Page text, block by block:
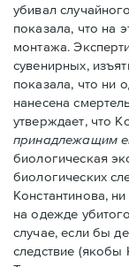
убивал
показала, что на
монтажа.
сувенирных,
показала, что ни
нанесена
утверждает, что
принадлежащим
биологическая
биологических
Константинова,
на одежде
случае, если бы
следствие (якобы